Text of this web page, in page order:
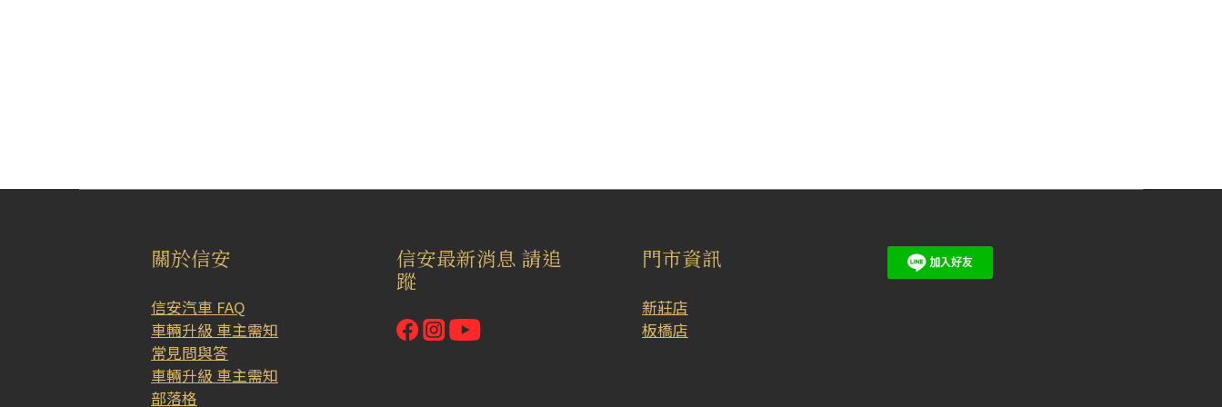
關於信安
信安汽車 FAQ
車輛升級 車主需知
常見問與答
車輛升級 車主需知
部落格
信安最新消息 請追
蹤
門市資訊
新莊店
板橋店